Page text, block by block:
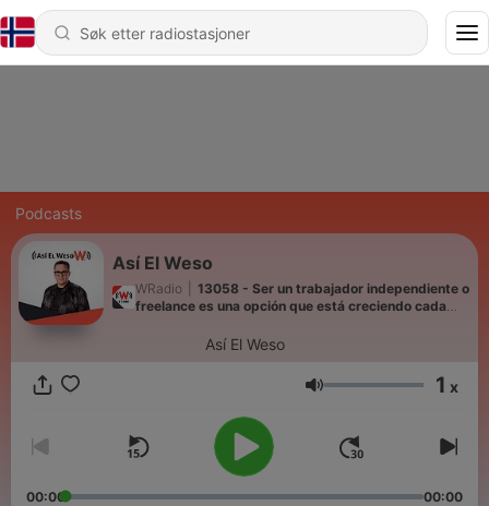
Podcasts
Así El Weso
WRadio
13058 - Ser un trabajador independiente o
freelance es una opción que está creciendo cada
Así El Weso
Volum 1 x
00:00 00:00